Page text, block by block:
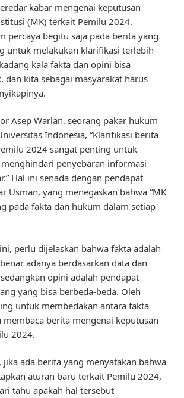
kabar mengenai keputusan
(MK) terkait Pemilu 2024.
percaya begitu saja pada berita yang
untuk melakukan klarifikasi terlebih
kala fakta dan opini bisa
dan kita sebagai masyarakat harus
Asep Warlan, seorang pakar hukum
Indonesia, “Klarifikasi berita
2024 sangat penting untuk
penyebaran informasi
Hal ini senada dengan pendapat
Usman, yang menegaskan bahwa “MK
pada fakta dan hukum dalam setiap
perlu dijelaskan bahwa fakta adalah
adanya berdasarkan data dan
opini adalah pendapat
yang bisa berbeda-beda. Oleh
untuk membedakan antara fakta
berita mengenai keputusan
2024.
jika ada berita yang menyatakan bahwa
aturan baru terkait Pemilu 2024,
tahu apakah hal tersebut